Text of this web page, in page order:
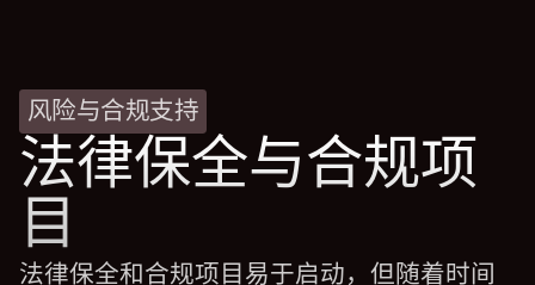
风险与合规支持
法律保全与合规项
目
法律保全和合规项目易于启动，但随着时间